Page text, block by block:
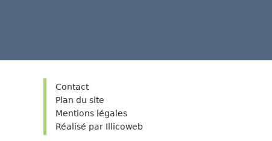
Contact
Plan du site
Mentions légales
Réalisé par Illicoweb